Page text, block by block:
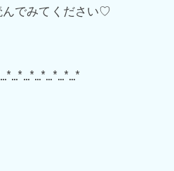
んでみてください♡